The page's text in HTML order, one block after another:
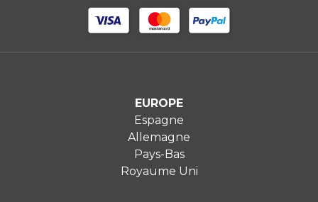
EUROPE
Espagne
Allemagne
Pays-Bas
Royaume Uni